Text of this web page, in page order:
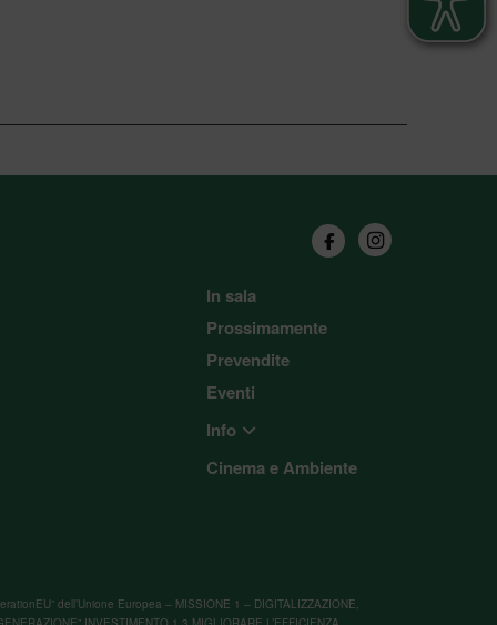
In sala
Prossimamente
Prevendite
Eventi
Info
Cinema e Ambiente
dell’Unione Europea – MISSIONE 1 – DIGITALIZZAZIONE,